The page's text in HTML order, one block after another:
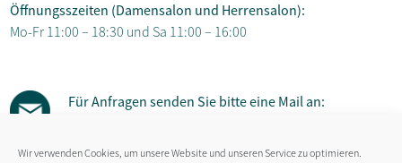
Wir verwenden Cookies, um unsere Website und unseren Service zu optimieren.
Öffnungsszeiten (Damensalon und Herrensalon):
Mo-Fr 11:00 – 18:30 und Sa 11:00 – 16:00
Für Anfragen senden Sie bitte eine Mail an: